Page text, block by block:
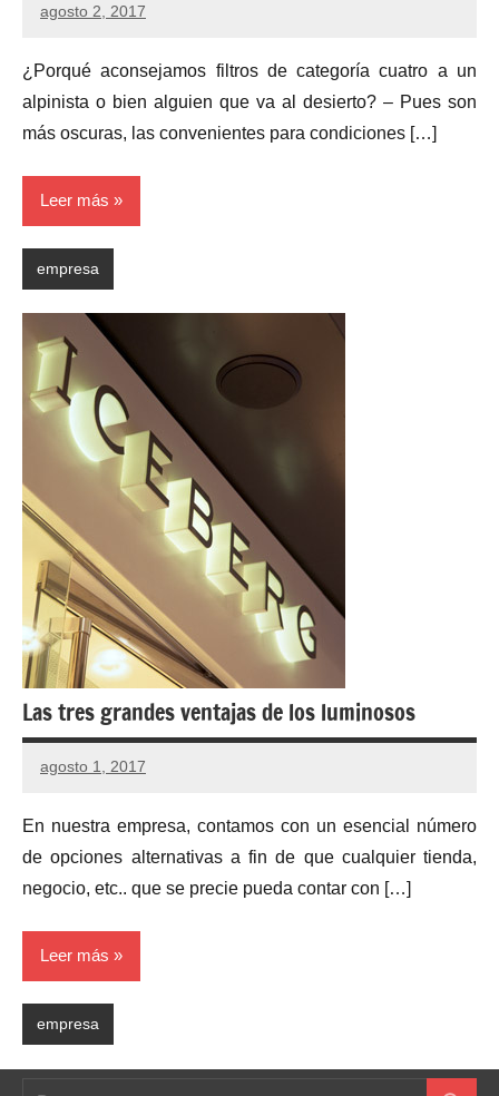
agosto 2, 2017
No
comentarios
¿Porqué aconsejamos filtros de categoría cuatro a un
alpinista o bien alguien que va al desierto? – Pues son
más oscuras, las convenientes para condiciones […]
Leer más
empresa
Las tres grandes ventajas de los luminosos
agosto 1, 2017
No
comentarios
En nuestra empresa, contamos con un esencial número
de opciones alternativas a fin de que cualquier tienda,
negocio, etc.. que se precie pueda contar con […]
Leer más
empresa